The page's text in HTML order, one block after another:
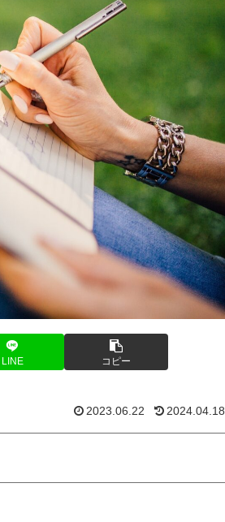
LINE コピー
2023.06.22 2024.04.18